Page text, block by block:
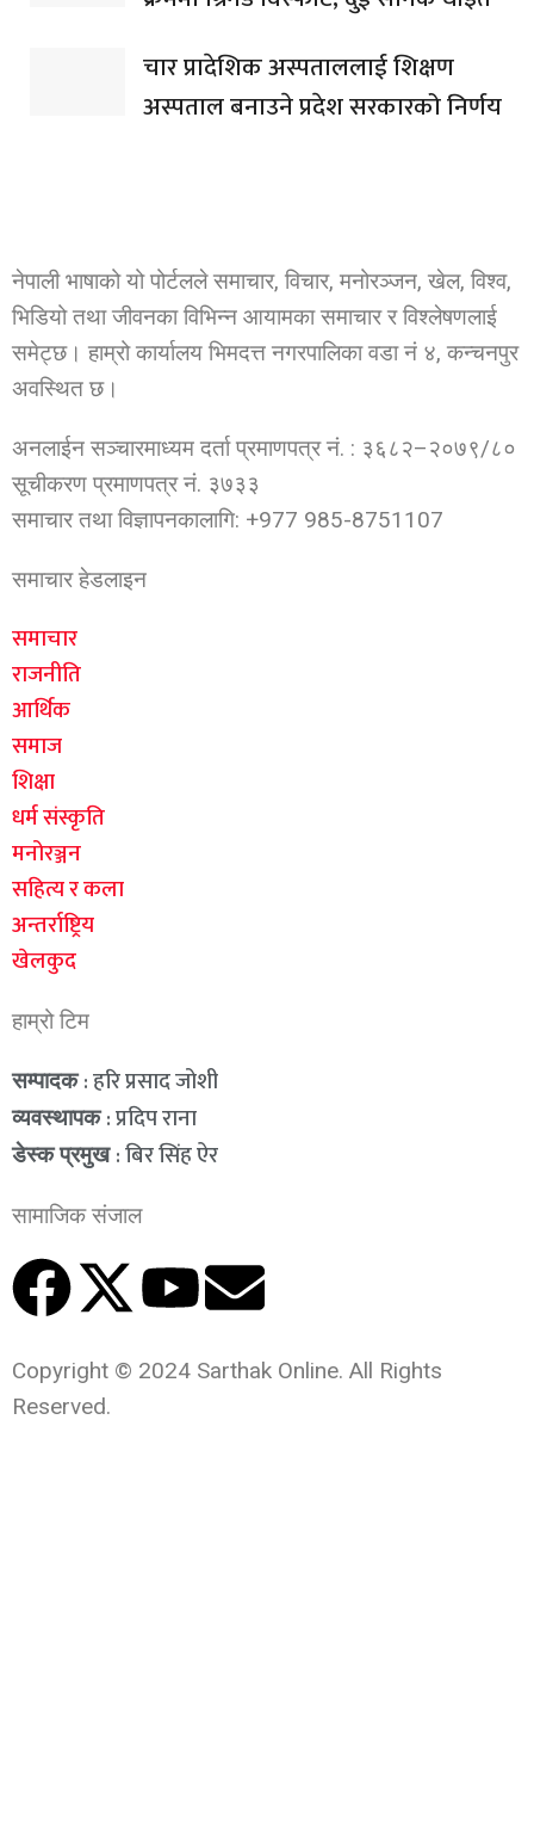
चार प्रादेशिक अस्पताललाई शिक्षण
अस्पताल बनाउने प्रदेश सरकारको निर्णय
नेपाली भाषाको यो पोर्टलले समाचार, विचार, मनोरञ्जन, खेल, विश्व,
भिडियो तथा जीवनका विभिन्न आयामका समाचार र विश्लेषणलाई
समेट्छ। हाम्रो कार्यालय भिमदत्त नगरपालिका वडा नं ४, कन्चनपुर
अवस्थित छ।
अनलाईन सञ्चारमाध्यम दर्ता प्रमाणपत्र नं. : ३६८२–२०७९/८०
सूचीकरण प्रमाणपत्र नं. ३७३३
समाचार तथा विज्ञापनकालागि: +977 985-8751107
समाचार हेडलाइन
समाचार
राजनीति
आर्थिक
समाज
शिक्षा
धर्म संस्कृति
मनोरञ्जन
सहित्य र कला
अन्तर्राष्ट्रिय
खेलकुद
हाम्रो टिम
सम्पादक: हरि प्रसाद जोशी
व्यवस्थापक: प्रदिप राना
डेस्क प्रमुख : बिर सिंह ऐर
सामाजिक संजाल
Copyright © 2024 Sarthak Online. All Rights
Reserved.